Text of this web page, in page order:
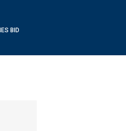
BID